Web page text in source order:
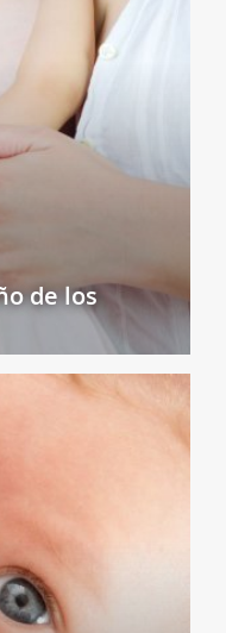
de los